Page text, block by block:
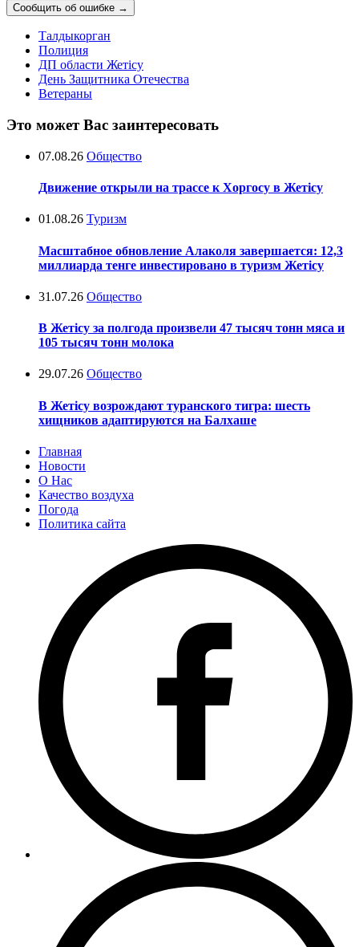
Сообщить об ошибке →
Талдыкорган
Полиция
ДП области Жетісу
День Защитника Отечества
Ветераны
Это может Вас заинтересовать
07.08.26 Общество
Движение открыли на трассе к Хоргосу в Жетісу
01.08.26 Туризм
Масштабное обновление Алаколя завершается: 12,3
миллиарда тенге инвестировано в туризм Жетісу
31.07.26 Общество
В Жетісу за полгода произвели 47 тысяч тонн мяса и
105 тысяч тонн молока
29.07.26 Общество
В Жетісу возрождают туранского тигра: шесть
хищников адаптируются на Балхаше
Главная
Новости
О Нас
Качество воздуха
Погода
Политика сайта